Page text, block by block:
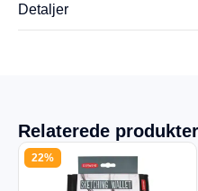
Detaljer
Relaterede produkter
22%